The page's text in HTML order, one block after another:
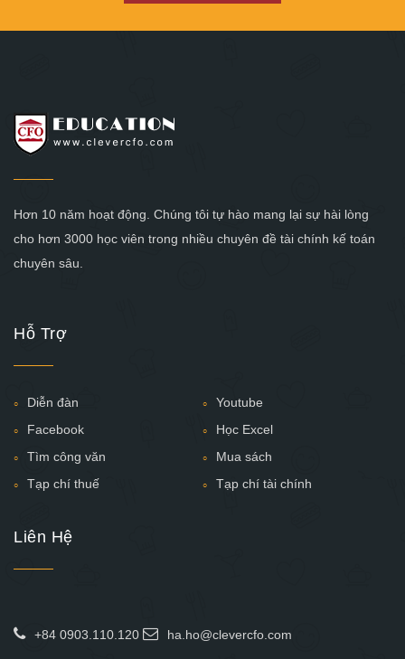
Hơn 10 năm hoạt động. Chúng tôi tự hào mang lại sự hài lòng
cho hơn 3000 học viên trong nhiều chuyên đề tài chính kế toán
chuyên sâu.
Hỗ Trợ
Diễn đàn
Youtube
Facebook
Học Excel
Tìm công văn
Mua sách
Tạp chí thuế
Tạp chí tài chính
Liên Hệ
+84 0903.110.120 ha.ho@clevercfo.com